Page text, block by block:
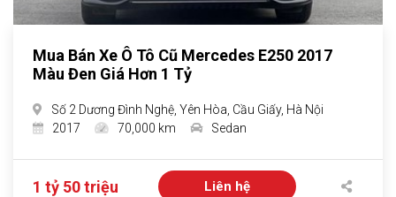
Mua Bán Xe Ô Tô Cũ Mercedes E250 2017
Màu Đen Giá Hơn 1 Tỷ
Số 2 Dương Đình Nghệ, Yên Hòa, Cầu Giấy, Hà Nội
2017
70,000 km Sedan
1 tỷ 50 triệu Liên hệ